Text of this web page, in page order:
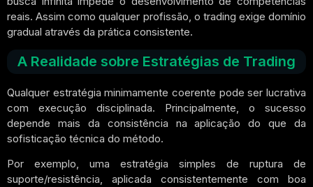
reais. Assim como qualquer profissão, o trading exige domínio
gradual através da prática consistente.
A Realidade sobre Estratégias de Trading
Qualquer estratégia minimamente coerente pode ser lucrativa
com execução disciplinada. Principalmente, o sucesso
depende mais da consistência na aplicação do que da
sofisticação técnica do método.
Por exemplo, uma estratégia simples de ruptura de
suporte/resistência, aplicada consistentemente com boa